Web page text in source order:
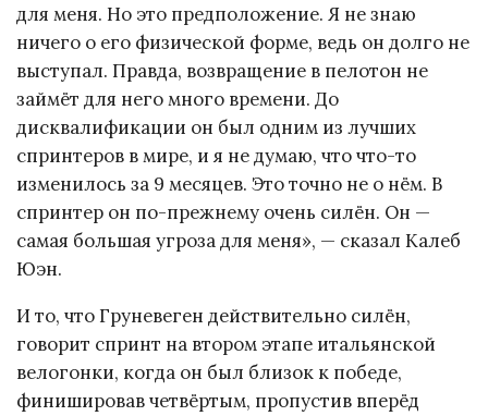
для меня. Но это предположение. Я не знаю
ничего о его физической форме, ведь он долго не
выступал. Правда, возвращение в пелотон не
займёт для него много времени. До
дисквалификации он был одним из лучших
спринтеров в мире, и я не думаю, что что-то
изменилось за 9 месяцев. Это точно не о нём. В
спринтер он по-прежнему очень силён. Он —
самая большая угроза для меня», — сказал Калеб
Юэн.
И то, что Груневеген действительно силён,
говорит спринт на втором этапе итальянской
велогонки, когда он был близок к победе,
финишировав четвёртым, пропустив вперёд